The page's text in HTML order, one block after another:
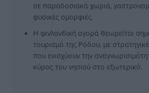
σε παραδοσιακά χωριά,
φυσικές ομορφιές.
Η φινλανδική αγορά θεωρείται
τουρισμό της Ρόδου, με
που ενισχύουν την
κύρος του νησιού στο εξωτερικό.